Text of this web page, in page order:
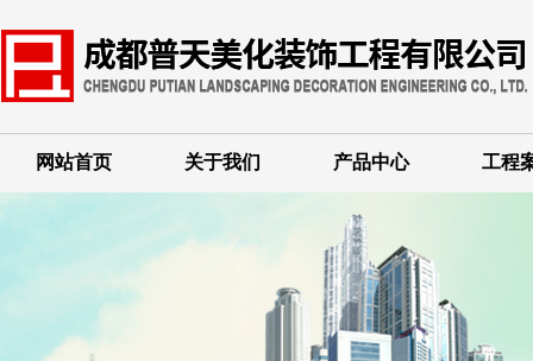
网站首页 关于我们 产品中心 工程